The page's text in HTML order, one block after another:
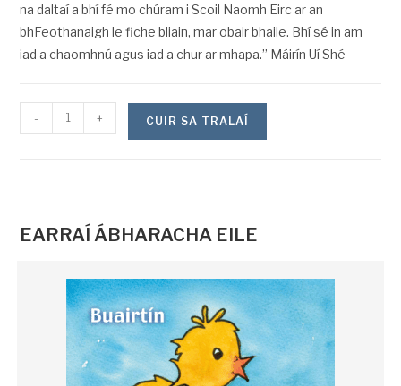
na daltaí a bhí fé mo chúram i Scoil Naomh Eirc ar an
bhFeothanaigh le fiche bliain, mar obair bhaile. Bhí sé in am
iad a chaomhnú agus iad a chur ar mhapa.” Máirín Uí Shé
- + CUIR SA TRALAÍ
EARRAÍ ÁBHARACHA EILE